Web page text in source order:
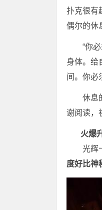
扑克很有
偶尔的休
“你
身体。给
间。你必
休息
谢阅读，
火爆
光辉
度好比神